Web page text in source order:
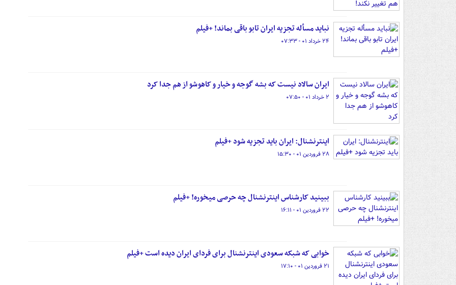
نباید مسأله تجزیه ایران تابو باقی بماند! +فیلم
۲۴ خرداد ۰۱ - ۰۷:۳۳
ایران سالاد نیست که بشه گوجه و خیار و کاهوشو از هم جدا کرد
۲ خرداد ۰۱ - ۰۷:۵۰
اینترنشنال: ایران باید تجزیه شود +فیلم
۲۸ فروردین ۰۱ - ۱۵:۳۰
ببینید کارشناس اینترنشنال چه حرصی میخوره! +فیلم
۲۲ فروردین ۰۱ - ۱۶:۱۱
خوابی که شبکه سعودی اینترنشنال برای فردای ایران دیده است +فیلم
۲۱ فروردین ۰۱ - ۱۷:۱۰